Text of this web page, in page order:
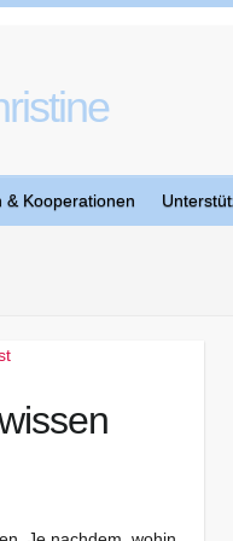
& Kooperationen